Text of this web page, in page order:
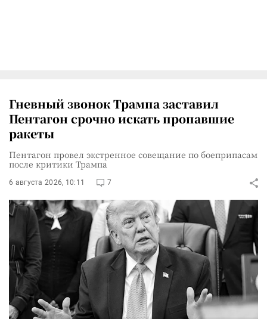
Гневный звонок Трампа заставил
Пентагон срочно искать пропавшие
ракеты
Пентагон провел экстренное совещание по боеприпасам
после критики Трампа
6 августа 2026, 10:11 7